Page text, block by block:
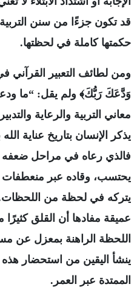
قد تكون جزءًا من سنن التربية
حكمتها كاملة في لحظتها.
ومن لطائف التعبير القرآني
وَدَّعَكَ رَبُّكَ﴾ ولم يقل: “ما
معاني التربية والرعاية
يذكر الإنسان بتاريخ عناية
فالذي رعاه في مراحل ضعفه
يحتسب، وقاده عبر منعطفات
يتركه في لحظة من اللحظات.
عميقة مفادها أن القلق كثيرًا
اللحظة الراهنة بمعزل عن
ينشأ اليقين من استحضار هذه
الممتدة عبر العمر.